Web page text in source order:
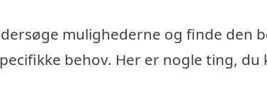
mulighederne og finde den
behov. Her er nogle ting, du